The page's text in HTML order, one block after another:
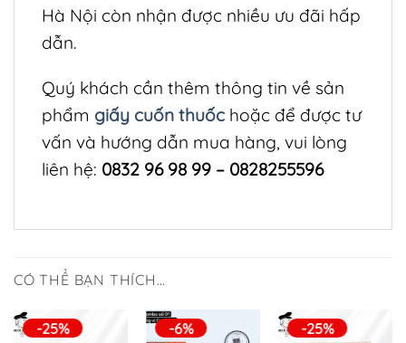
Hà Nội còn nhận được nhiều ưu đãi hấp
dẫn.
Quý khách cần thêm thông tin về sản
phẩm giấy cuốn thuốc hoặc để được tư
vấn và hướng dẫn mua hàng, vui lòng
liên hệ: 0832 96 98 99 – 0828255596
CÓ THỂ BẠN THÍCH…
-25% -6% -25%